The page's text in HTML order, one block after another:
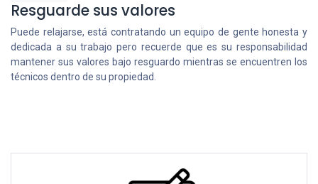
Resguarde sus valores
Puede relajarse, está contratando un equipo de gente honesta y
dedicada a su trabajo pero recuerde que es su responsabilidad
mantener sus valores bajo resguardo mientras se encuentren los
técnicos dentro de su propiedad.